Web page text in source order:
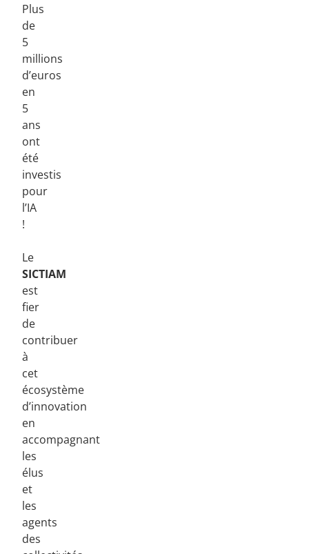
Plus
de
5
millions
d’euros
en
5
ans
ont
été
investis
pour
l’IA
!
Le
SICTIAM
est
fier
de
contribuer
à
cet
écosystème
d’innovation
en
accompagnant
les
élus
et
les
agents
des